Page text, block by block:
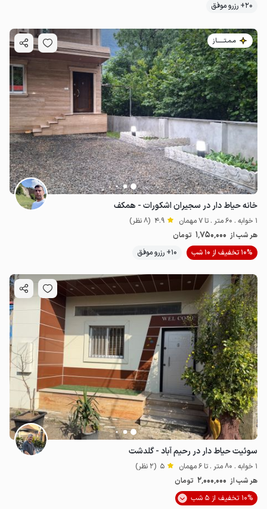
20+ رزرو موفق
مـمـتــــــاز
خانه حیاط دار در سجیران اشکورات - همکف
1 خوابه . 60 متر . تا 7 مهمان 4.9 (8 نظر)
هر شب از 1٬750٬000 تومان
10% تخفیف از 10 شب
10+ رزرو موفق
سوئیت حیاط دار در رحیم آباد - گلدشت
1 خوابه . 80 متر . تا 6 مهمان 5 (2 نظر)
هر شب از 2٬000٬000 تومان
10% تخفیف از 5 شب